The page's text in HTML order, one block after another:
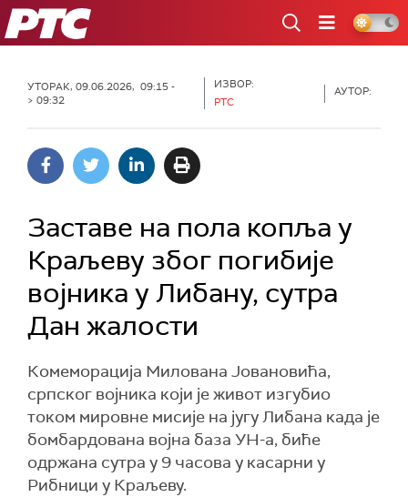
РТС
УТОРАК, 09.06.2026, 09:15 -
> 09:32
ИЗВОР:
РТС
АУТОР:
Заставе на пола копља у
Краљеву због погибије
војника у Либану, сутра
Дан жалости
Комеморација Милована Јовановића,
српског војника који је живот изгубио
током мировне мисије на југу Либана када је
бомбардована војна база УН-а, биће
одржана сутра у 9 часова у касарни у
Рибници у Краљеву.